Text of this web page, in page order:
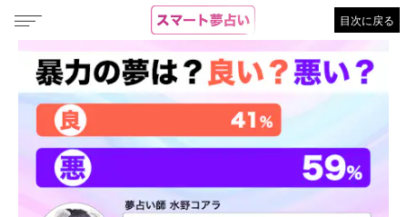
目次に戻る